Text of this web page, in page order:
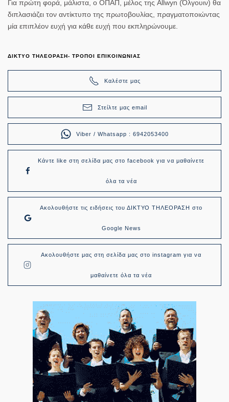
Για πρώτη φορά, μάλιστα, ο ΟΠΑΠ, μέλος της Allwyn (Όλγουιν) θα
διπλασιάζει τον αντίκτυπο της πρωτοβουλίας, πραγματοποιώντας
μία επιπλέον ευχή για κάθε ευχή που εκπληρώνουμε.
ΔΙΚΤΥΟ ΤΗΛΕΟΡΑΣΗ- ΤΡΟΠΟΙ ΕΠΙΚΟΙΝΩΝΙΑΣ
Καλέστε μας
Στείλτε μας email
Viber / Whatsapp : 6942053400
Κάντε like στη σελίδα μας στο facebook για να μαθαίνετε
όλα τα νέα
Ακολουθήστε τις ειδήσεις του ΔΙΚΤΥΟ ΤΗΛΕΟΡΑΣΗ στο
Google News
Ακολουθήστε μας στη σελίδα μας στο instagram για να
μαθαίνετε όλα τα νέα